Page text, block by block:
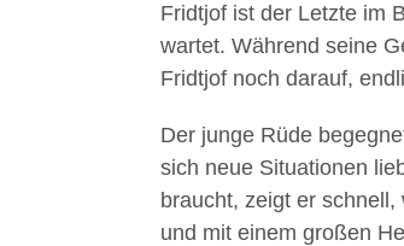
Fridtjof ist der Letzte im
wartet. Während seine
Fridtjof noch darauf,
Der junge Rüde
sich neue Situationen
braucht, zeigt er
und mit einem großen